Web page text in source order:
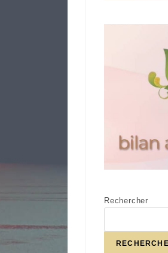
Rechercher